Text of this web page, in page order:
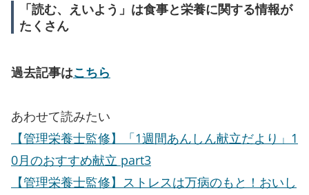
「読む、えいよう」は食事と栄養に関する情報が
たくさん
過去記事はこちら
あわせて読みたい
【管理栄養士監修】「1週間あんしん献立だより」1
0月のおすすめ献立 part3
【管理栄養士監修】ストレスは万病のもと！おいし